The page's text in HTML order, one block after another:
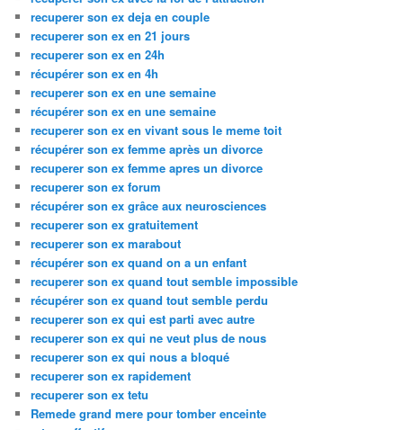
recuperer son ex deja en couple
recuperer son ex en 21 jours
recuperer son ex en 24h
récupérer son ex en 4h
recuperer son ex en une semaine
récupérer son ex en une semaine
recuperer son ex en vivant sous le meme toit
récupérer son ex femme après un divorce
recuperer son ex femme apres un divorce
recuperer son ex forum
récupérer son ex grâce aux neurosciences
recuperer son ex gratuitement
recuperer son ex marabout
récupérer son ex quand on a un enfant
recuperer son ex quand tout semble impossible
récupérer son ex quand tout semble perdu
recuperer son ex qui est parti avec autre
recuperer son ex qui ne veut plus de nous
recuperer son ex qui nous a bloqué
recuperer son ex rapidement
recuperer son ex tetu
Remede grand mere pour tomber enceinte